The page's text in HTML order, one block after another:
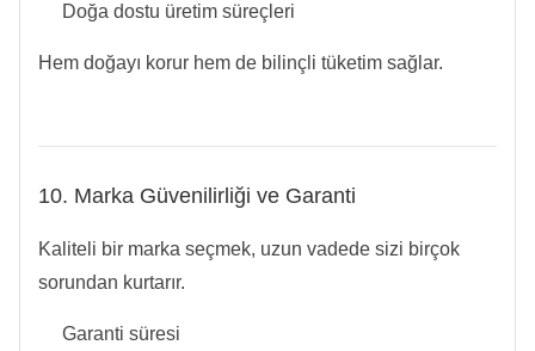
Doğa dostu üretim süreçleri
Hem doğayı korur hem de bilinçli tüketim sağlar.
10. Marka Güvenilirliği ve Garanti
Kaliteli bir marka seçmek, uzun vadede sizi birçok
sorundan kurtarır.
Garanti süresi